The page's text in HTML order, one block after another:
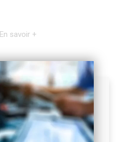
En savoir +